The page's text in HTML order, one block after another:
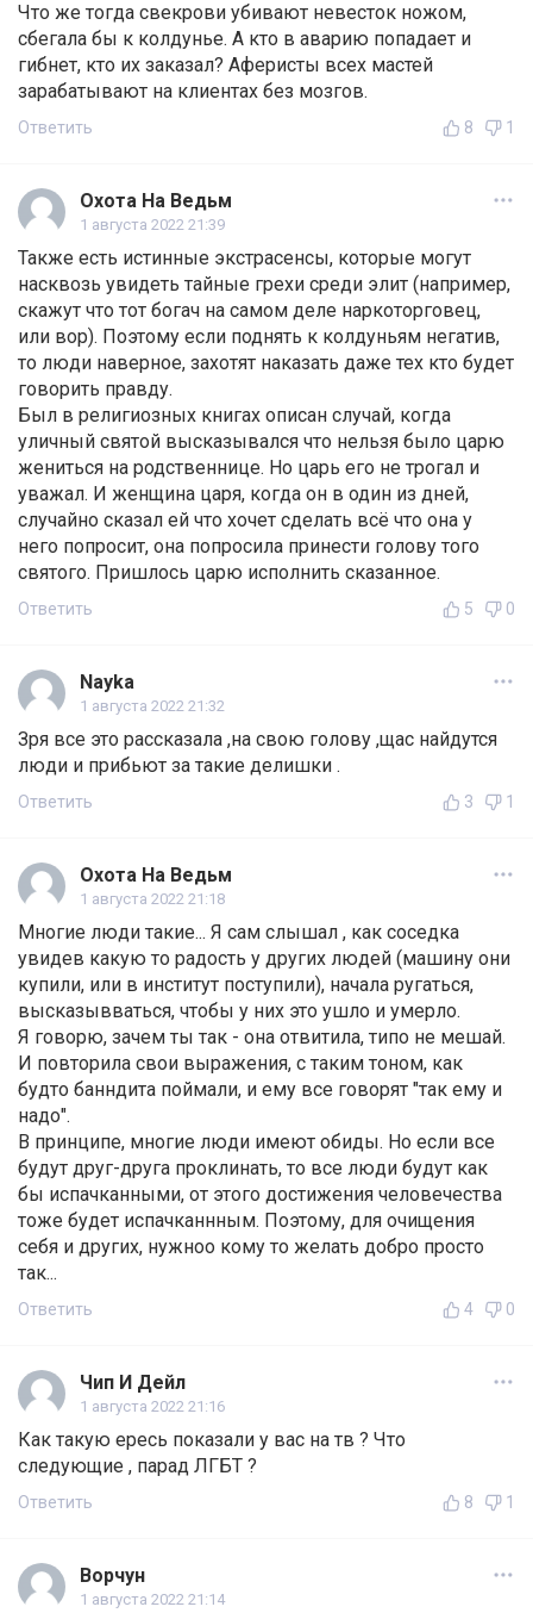
Что же тогда свекрови убивают невесток ножом,
сбегала бы к колдунье. А кто в аварию попадает и
гибнет, кто их заказал? Аферисты всех мастей
зарабатывают на клиентах без мозгов.
Ответить 8 1
Охота На Ведьм
1 августа 2022 21:39
Также есть истинные экстрасенсы, которые могут
насквозь увидеть тайные грехи среди элит (например,
скажут что тот богач на самом деле наркоторговец,
или вор). Поэтому если поднять к колдуньям негатив,
то люди наверное, захотят наказать даже тех кто будет
говорить правду.
Был в религиозных книгах описан случай, когда
уличный святой высказывался что нельзя было царю
жениться на родственнице. Но царь его не трогал и
уважал. И женщина царя, когда он в один из дней,
случайно сказал ей что хочет сделать всё что она у
него попросит, она попросила принести голову того
святого. Пришлось царю исполнить сказанное.
Ответить 5 0
Nayka
1 августа 2022 21:32
Зря все это рассказала ,на свою голову ,щас найдутся
люди и прибьют за такие делишки .
Ответить 3 1
Охота На Ведьм
1 августа 2022 21:18
Многие люди такие... Я сам слышал , как соседка
увидев какую то радость у других людей (машину они
купили, или в институт поступили), начала ругаться,
высказывваться, чтобы у них это ушло и умерло.
Я говорю, зачем ты так - она отвитила, типо не мешай.
И повторила свои выражения, с таким тоном, как
будто банндита поймали, и ему все говорят "так ему и
надо".
В принципе, многие люди имеют обиды. Но если все
будут друг-друга проклинать, то все люди будут как
бы испачканными, от этого достижения человечества
тоже будет испачканнным. Поэтому, для очищения
себя и других, нужноо кому то желать добро просто
так...
Ответить 4 0
Чип И Дейл
1 августа 2022 21:16
Как такую ересь показали у вас на тв ? Что
следующие , парад ЛГБТ ?
Ответить 8 1
Ворчун
1 августа 2022 21:14